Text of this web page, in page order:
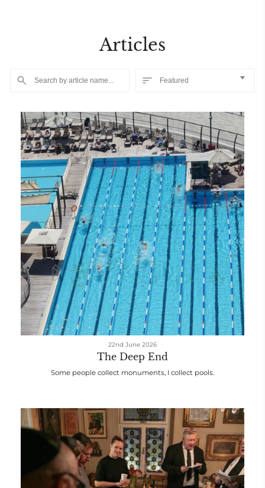
Articles
22nd June 2026
The Deep End
Some people collect monuments, I collect pools.